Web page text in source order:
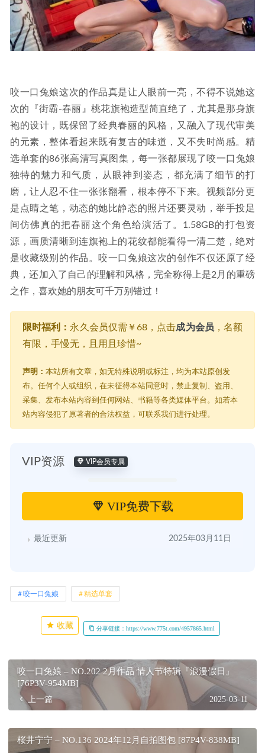
咬一口兔娘这次的作品真是让人眼前一亮，不得不说她这
次的『街霸-春丽』桃花旗袍造型简直绝了，尤其是那身旗
袍的设计，既保留了经典春丽的风格，又融入了现代审美
的元素，整体看起来既有复古的味道，又不失时尚感。精
选单套的86张高清写真图集，每一张都展现了咬一口兔娘
独特的魅力和气质，从眼神到姿态，都充满了细节的打
磨，让人忍不住一张张翻看，根本停不下来。视频部分更
是点睛之笔，动态的她比静态的照片还要灵动，举手投足
间仿佛真的把春丽这个角色给演活了。1.58GB的打包资
源，画质清晰到连旗袍上的花纹都能看得一清二楚，绝对
是收藏级别的作品。咬一口兔娘这次的创作不仅还原了经
典，还加入了自己的理解和风格，完全称得上是2月的重磅
之作，喜欢她的朋友可千万别错过！
限时福利： 永久会员仅需￥68，点击成为会员 ，名额
有限，手慢无，且用且珍惜~
声明： 本站所有文章，如无特殊说明或标注，均为本站原创发
布。任何个人或组织，在未征得本站同意时，禁止复制、盗用、
采集、发布本站内容到任何网站、书籍等各类媒体平台。如若本
站内容侵犯了原著者的合法权益，可联系我们进行处理。
VIP资源 VIP会员专属
VIP免费下载
最近更新 2025年03月11日
咬一口兔娘 精选单套
收藏 分享链接：https://www.775t.com/4957865.html
咬一口兔娘 – NO.202 2月作品 情人节特辑『浪漫假日』
[76P3V-954MB]
上一篇 2025-03-11
桜井宁宁 – NO.136 2024年12月自拍图包 [87P4V-838MB]